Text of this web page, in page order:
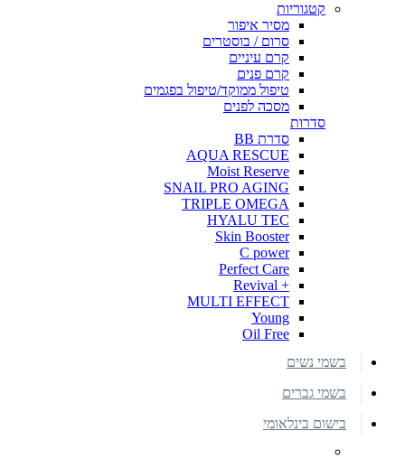
קטגוריות
מסיר איפור
סרום / בוסטרים
קרם עיניים
קרם פנים
טיפול ממוקד/טיפול בפגמים
מסכה לפנים
סדרות
סדרת BB
AQUA RESCUE
Moist Reserve
SNAIL PRO AGING
TRIPLE OMEGA
HYALU TEC
Skin Booster
C power
Perfect Care
+ Revival
MULTI EFFECT
Young
Oil Free
בשמי נשים
בשמי גברים
בישום בינלאומי